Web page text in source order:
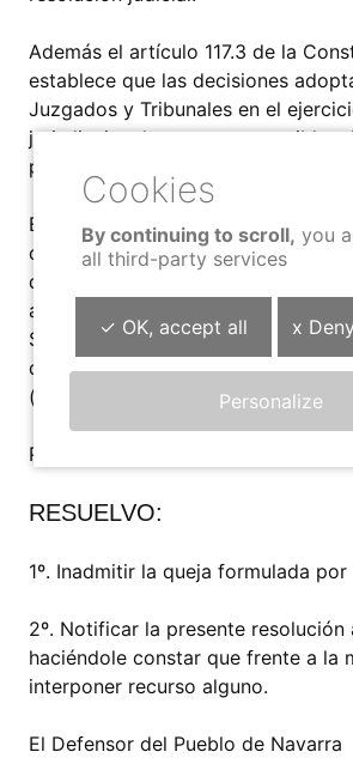
Además el artículo 117.3 de la
establece que las decisiones
Juzgados y Tribunales en el
jurisdiccional, no son susceptibles
parte de instituciones ajenas al
En consecuencia, este Institución
competencia para examinar la
que, a mayor abundamiento, se
actuación de una entidad gestora
Social, ajena al ámbito de
del Pueblo de la Comunidad Foral
(artículo 1.3 de la Ley Foral 4/2000).
Por lo expuesto,
RESUELVO:
1º. Inadmitir la queja formulada por
2º. Notificar la presente resolución
haciéndole constar que frente a la
interponer recurso alguno.
El Defensor del Pueblo de Navarra
By continuing to scroll, you
all third-party services
✓ OK, accept all x
Personalize